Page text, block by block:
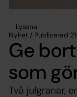
Lyssna
Nyhet / Publicerad
Ge
som
Två julgranar,